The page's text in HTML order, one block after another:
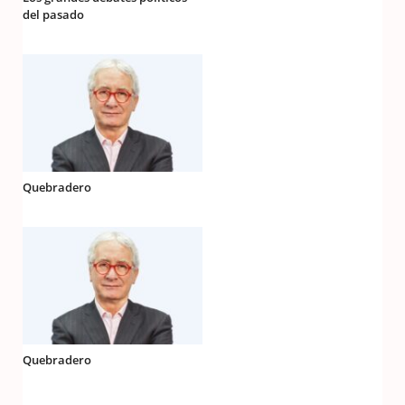
del pasado
Quebradero
Quebradero